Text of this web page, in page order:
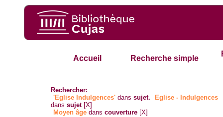
Accueil Recherche simple
Rechercher:
'Eglise Indulgences' danssujet.
Eglise - Indulgences
danssujet [X]
Moyen âge danscouverture [X]